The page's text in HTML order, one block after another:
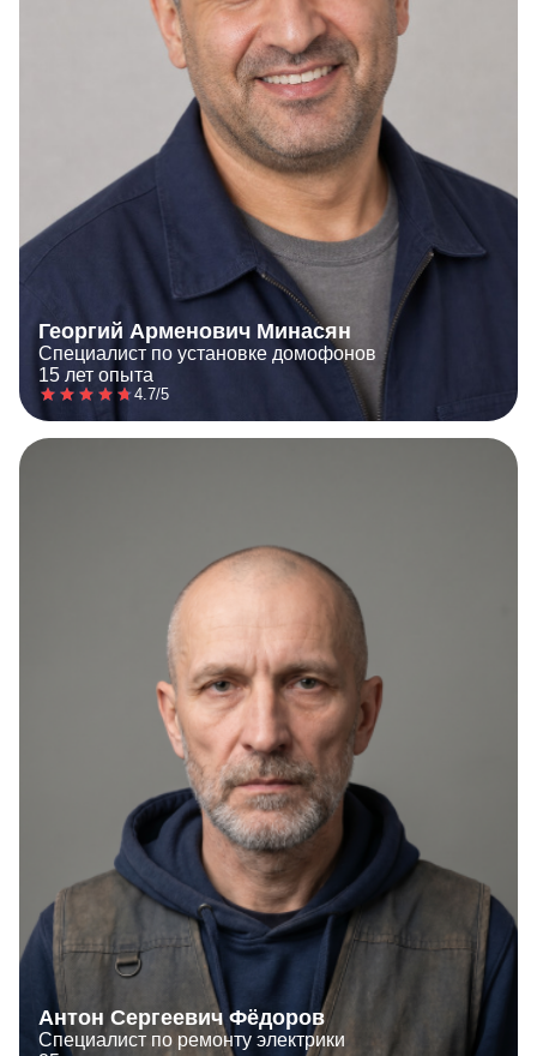
Георгий Арменович Минасян
Специалист по установке домофонов
15 лет опыта
4.7/5
Антон Сергеевич Фёдоров
Специалист по ремонту электрики